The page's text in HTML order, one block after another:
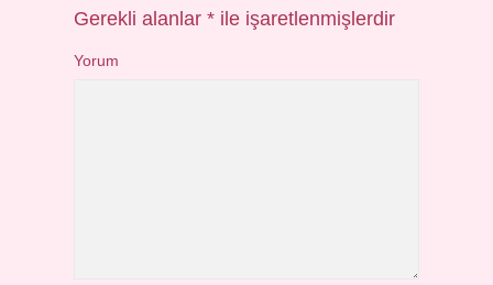
Gerekli alanlar* ile işaretlenmişlerdir
Yorum